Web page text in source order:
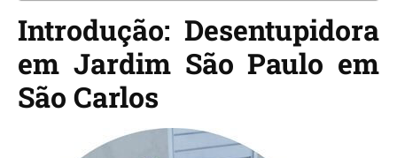
Introdução: Desentupidora
em Jardim São Paulo em
São Carlos